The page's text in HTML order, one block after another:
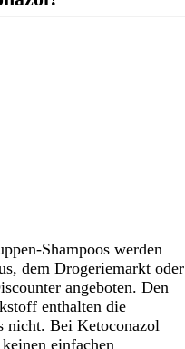
Shampoos werden
dem Drogeriemarkt oder
angeboten. Den
enthalten die
nicht. Bei Ketoconazol
einfachen